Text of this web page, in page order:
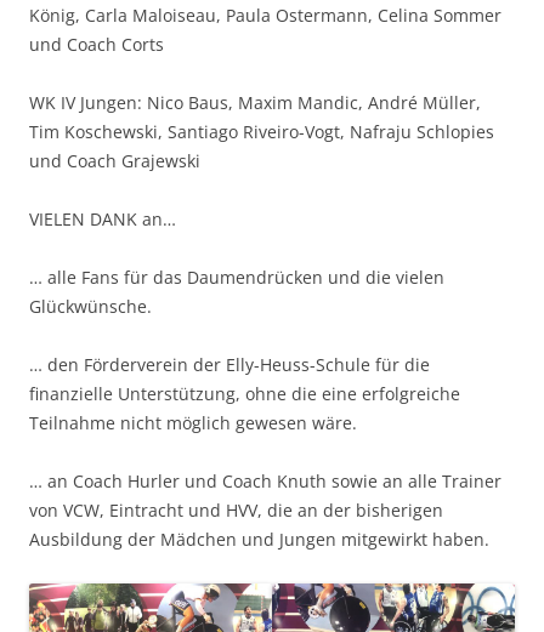
König, Carla Maloiseau, Paula Ostermann, Celina Sommer
und Coach Corts
WK IV Jungen: Nico Baus, Maxim Mandic, André Müller,
Tim Koschewski, Santiago Riveiro-Vogt, Nafraju Schlopies
und Coach Grajewski
VIELEN DANK an…
… alle Fans für das Daumendrücken und die vielen
Glückwünsche.
… den Förderverein der Elly-Heuss-Schule für die
finanzielle Unterstützung, ohne die eine erfolgreiche
Teilnahme nicht möglich gewesen wäre.
… an Coach Hurler und Coach Knuth sowie an alle Trainer
von VCW, Eintracht und HVV, die an der bisherigen
Ausbildung der Mädchen und Jungen mitgewirkt haben.